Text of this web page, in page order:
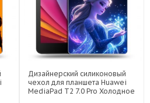
Дизайнерский силиконовый
чехол для планшета Huawei
MediaPad T2 7.0 Pro Холодное